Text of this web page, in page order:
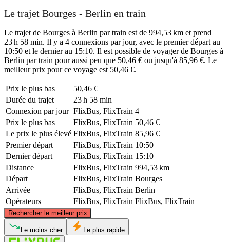
Le trajet Bourges - Berlin en train
Le trajet de Bourges à Berlin par train est de 994,53 km et prend
23 h 58 min. Il y a 4 connexions par jour, avec le premier départ au
10:50 et le dernier au 15:10. Il est possible de voyager de Bourges à
Berlin par train pour aussi peu que 50,46 € ou jusqu'à 85,96 €. Le
meilleur prix pour ce voyage est 50,46 €.
Prix ​​le plus bas
50,46 €
Durée du trajet
23 h 58 min
Connexion par jour FlixBus, FlixTrain 4
Prix ​​le plus bas
FlixBus, FlixTrain 50,46 €
Le prix le plus élevé FlixBus, FlixTrain 85,96 €
Premier départ
FlixBus, FlixTrain 10:50
Dernier départ
FlixBus, FlixTrain 15:10
Distance
FlixBus, FlixTrain 994,53 km
Départ
FlixBus, FlixTrain Bourges
Arrivée
FlixBus, FlixTrain Berlin
Opérateurs
FlixBus, FlixTrain FlixBus, FlixTrain
Rechercher le meilleur prix
©CARTO , ©OpenStreetMapcontributors
Le moins cher Le plus rapide